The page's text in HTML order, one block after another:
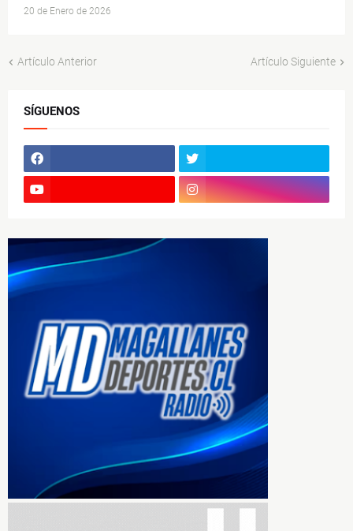
20 de Enero de 2026
Artículo Anterior Artículo Siguiente
SÍGUENOS